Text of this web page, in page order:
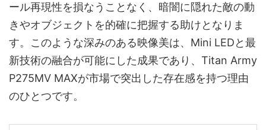
ール再現性を損なうことなく、暗闇に隠れた敵の動
きやオブジェクトを的確に把握する助けとなりま
す。このような深みのある映像美は、Mini LEDと最
新技術の融合が可能にした成果であり、Titan Army
P275MV MAXが市場で突出した存在感を持つ理由
のひとつです。